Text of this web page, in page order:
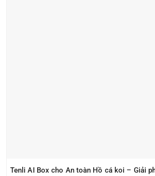
Tenli AI Box cho An toàn Hồ cá koi – Giải